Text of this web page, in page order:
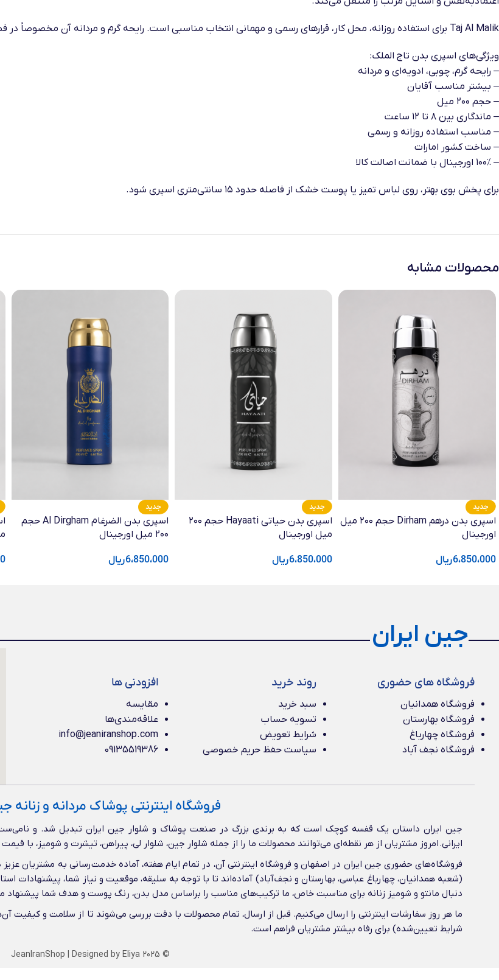
Taj Al Malik برای استفاده روزانه، محل کار، قرارهای رسمی و مهمانی انتخاب مناسبی است. رایحه گرم و مردانه آن مخصوصاً در فصل‌های خنک‌تر سال جلوه بهتری دارد.
ویژگی‌های اسپری بدن تاج الملک:
– رایحه گرم، چوبی، ادویه‌ای و مردانه
– بیشتر مناسب آقایان
– حجم ۲۰۰ میل
– ماندگاری بین ۸ تا ۱۲ ساعت
– مناسب استفاده روزانه و رسمی
– ساخت کشور امارات
– ۱۰۰٪ اورجینال با ضمانت اصالت کالا
برای پخش بوی بهتر، روی لباس تمیز یا پوست خشک از فاصله حدود ۱۵ سانتی‌متری اسپری شود.
محصولات مشابه
جدید
اسپری بدن درهم Dirham حجم ۲۰۰ میل
اورجینال
6،850،000ریال
جدید
اسپری بدن حیاتی Hayaati حجم ۲۰۰
میل اورجینال
6،850،000ریال
جدید
اسپری بدن الضرغام Al Dirgham حجم
۲۰۰ میل اورجینال
6،850،000ریال
جین ایران
فروشگاه های حضوری
فروشگاه همدانیان
فروشگاه بهارستان
فروشگاه چهارباغ
فروشگاه نجف آباد
روند خرید
سبد خرید
تسویه حساب
شرایط تعویض
سیاست حفظ حریم خصوصی
افزودنی ها
مقایسه
علاقه‌مندی‌ها
info@jeaniranshop.com
09135519386
فروشگاه اینترنتی پوشاک مردانه و زنانه
جین ایران داستان یک قفسه کوچک است که به برندی بزرگ در صنعت پوشاک و شلوار جین ایران تبدیل شد. و نامی‌ست
ایرانی‌. امروز مشتریان از هر نقطه‌ای می‌توانند محصولات ما را از جمله شلوار جین، شلوار لی، پیراهن، تیشرت و شومیز، با
فروشگاه‌های حضوری جین ایران در اصفهان و فروشگاه اینترنتی آن، در تمام ایام هفته، آماده خدمت‌رسانی به مشتریان
(شعبه همدانیان، چهارباغ عباسی، بهارستان و نجف‌آباد) آماده‌اند تا با توجه به سلیقه، موقعیت و نیاز شما، پیشنهادات
دنبال مانتو و شومیز زنانه برای مناسبت خاص، ما ترکیب‌های مناسب را براساس مدل بدن، رنگ پوست و هدف شما پیشنهاد
ما هر روز سفارشات اینترنتی را ارسال می‌کنیم. قبل از ارسال، تمام محصولات با دقت بررسی می‌شوند تا از سلامت و
شرایط تعیین‌شده) برای رفاه بیشتر مشتریان فراهم است.
© 2025
JeanIranShop | Designed by Eliya